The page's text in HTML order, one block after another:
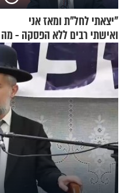
"יצאתי לחל"ת ומאז אני
ואישתי רבים ללא הפסקה - מה
עושים"? הרב זמיר כהן
בתשובה מפתיעה